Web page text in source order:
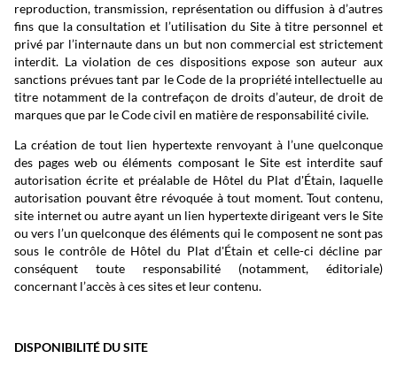
reproduction, transmission, représentation ou diffusion à d’autres
fins que la consultation et l’utilisation du Site à titre personnel et
privé par l’internaute dans un but non commercial est strictement
interdit. La violation de ces dispositions expose son auteur aux
sanctions prévues tant par le Code de la propriété intellectuelle au
titre notamment de la contrefaçon de droits d’auteur, de droit de
marques que par le Code civil en matière de responsabilité civile.
La création de tout lien hypertexte renvoyant à l’une quelconque
des pages web ou éléments composant le Site est interdite sauf
autorisation écrite et préalable de Hôtel du Plat d'Étain, laquelle
autorisation pouvant être révoquée à tout moment. Tout contenu,
site internet ou autre ayant un lien hypertexte dirigeant vers le Site
ou vers l’un quelconque des éléments qui le composent ne sont pas
sous le contrôle de Hôtel du Plat d'Étain et celle-ci décline par
conséquent toute responsabilité (notamment, éditoriale)
concernant l’accès à ces sites et leur contenu.
DISPONIBILITÉ DU SITE